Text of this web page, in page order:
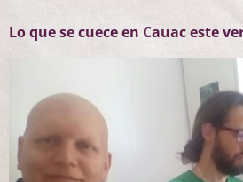
Lo que se cuece en Cauac este